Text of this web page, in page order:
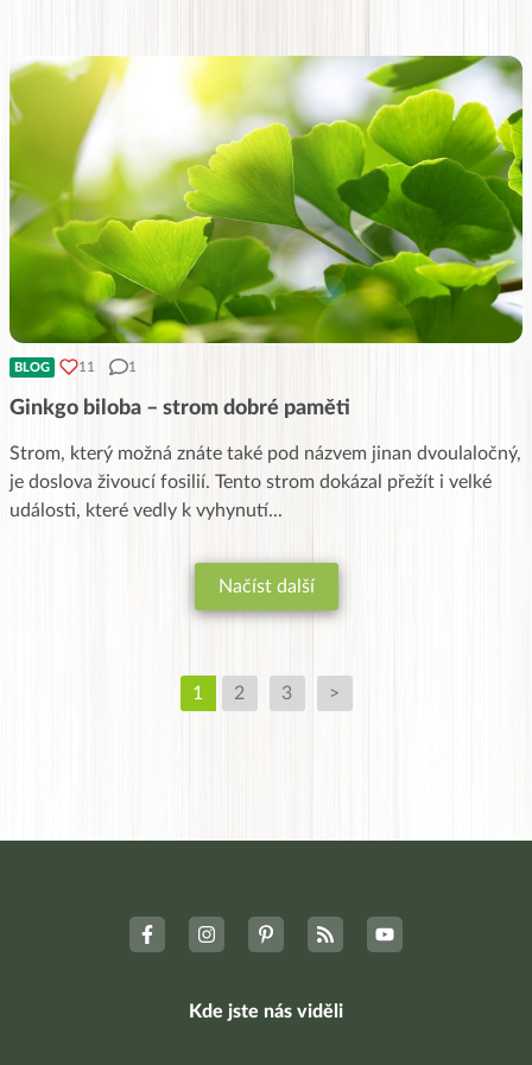
BLOG 11 1
Ginkgo biloba – strom dobré paměti
Strom, který možná znáte také pod názvem jinan dvoulaločný,
je doslova živoucí fosilií. Tento strom dokázal přežít i velké
události, které vedly k vyhynutí...
Načíst další
1 2 3 >
Kde jste nás viděli